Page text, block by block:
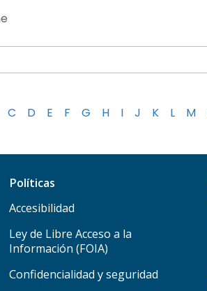
C D E F G H I J K L M
Políticas
Accesibilidad
Ley de Libre Acceso a la
Información (FOIA)
Confidencialidad y seguridad